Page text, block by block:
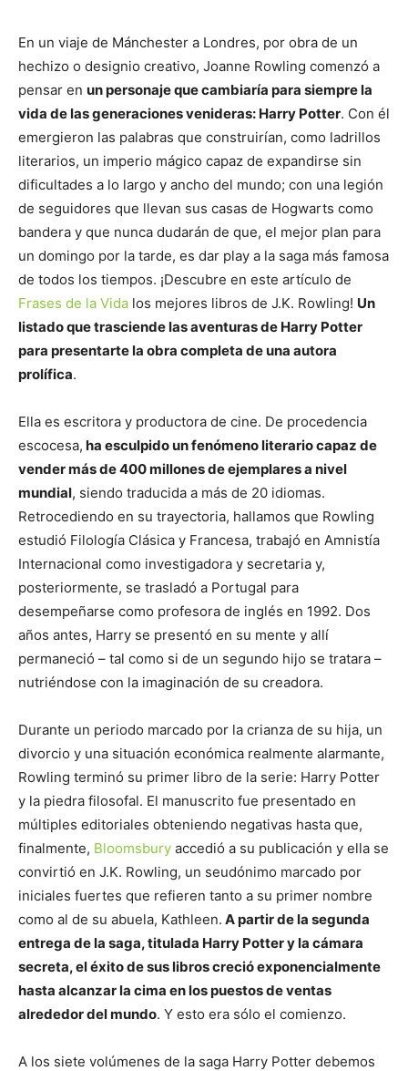
En un viaje de Mánchester a Londres, por obra de un
hechizo o designio creativo, Joanne Rowling comenzó a
pensar en un personaje que cambiaría para siempre la
vida de las generaciones venideras: Harry Potter. Con él
emergieron las palabras que construirían, como ladrillos
literarios, un imperio mágico capaz de expandirse sin
dificultades a lo largo y ancho del mundo; con una legión
de seguidores que llevan sus casas de Hogwarts como
bandera y que nunca dudarán de que, el mejor plan para
un domingo por la tarde, es dar play a la saga más famosa
de todos los tiempos. ¡Descubre en este artículo de
Frases de la Vida los mejores libros de J.K. Rowling! Un
listado que trasciende las aventuras de Harry Potter
para presentarte la obra completa de una autora
prolífica.
Ella es escritora y productora de cine. De procedencia
escocesa, ha esculpido un fenómeno literario capaz de
vender más de 400 millones de ejemplares a nivel
mundial, siendo traducida a más de 20 idiomas.
Retrocediendo en su trayectoria, hallamos que Rowling
estudió Filología Clásica y Francesa, trabajó en Amnistía
Internacional como investigadora y secretaria y,
posteriormente, se trasladó a Portugal para
desempeñarse como profesora de inglés en 1992. Dos
años antes, Harry se presentó en su mente y allí
permaneció – tal como si de un segundo hijo se tratara –
nutriéndose con la imaginación de su creadora.
Durante un periodo marcado por la crianza de su hija, un
divorcio y una situación económica realmente alarmante,
Rowling terminó su primer libro de la serie: Harry Potter
y la piedra filosofal. El manuscrito fue presentado en
múltiples editoriales obteniendo negativas hasta que,
finalmente, Bloomsbury accedió a su publicación y ella se
convirtió en J.K. Rowling, un seudónimo marcado por
iniciales fuertes que refieren tanto a su primer nombre
como al de su abuela, Kathleen. A partir de la segunda
entrega de la saga, titulada Harry Potter y la cámara
secreta, el éxito de sus libros creció exponencialmente
hasta alcanzar la cima en los puestos de ventas
alrededor del mundo. Y esto era sólo el comienzo.
A los siete volúmenes de la saga Harry Potter debemos